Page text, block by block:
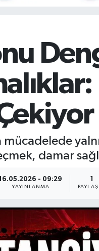
mücadelede
damar
16.05.2026 - 09:29
YAYINLANMA